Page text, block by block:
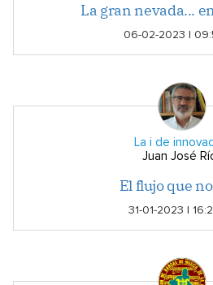
La gran nevada...
06-02-2023 |
La i de
Juan José
El flujo que
31-01-2023 |